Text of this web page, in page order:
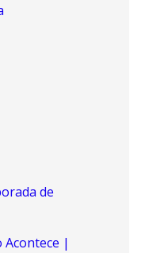
de
|